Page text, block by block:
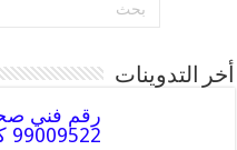
أخر التدوينات
99009522 كشف تسربات وتسليك مجاري